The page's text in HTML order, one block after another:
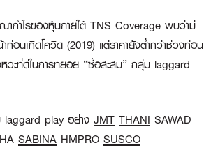
กำไรของหุ้นภายใต้ TNS Coverage พบว่ามี
ก่อนเกิดโควิด (2019) แต่ราคายังต่ำกว่าช่วงก่อน
วะที่ดีในการทยอย “ซื้อสะสม” กลุ่ม laggard
laggard play อย่าง JMT THANI SAWAD
SABINA HMPRO SUSCO